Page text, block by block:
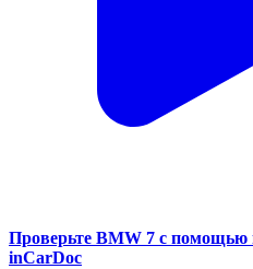
Проверьте BMW 7 с помощью
inCarDoc